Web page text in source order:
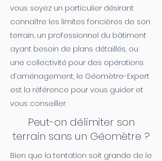
vous soyez un particulier désirant
connaître les limites foncières de son
terrain, un professionnel du bâtiment
ayant besoin de plans détaillés, ou
une collectivité pour des opérations
d'aménagement, le Géomètre-Expert
est la référence pour vous guider et
vous conseiller.
Peut-on délimiter son
terrain sans un Géomètre ?
Bien que la tentation soit grande de le